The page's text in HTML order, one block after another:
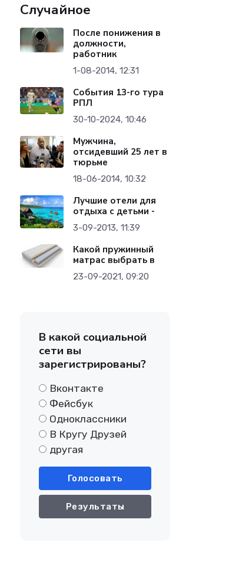
Случайное
После понижения в
должности,
работник
1-08-2014, 12:31
События 13-го тура
РПЛ
30-10-2024, 10:46
Мужчина,
отсидевший 25 лет в
тюрьме
18-06-2014, 10:32
Лучшие отели для
отдыха с детьми -
3-09-2013, 11:39
Какой пружинный
матрас выбрать в
23-09-2021, 09:20
В какой социальной
сети вы
зарегистрированы?
Вконтакте
Фейсбук
Одноклассники
В Кругу Друзей
другая
Голосовать
Результаты